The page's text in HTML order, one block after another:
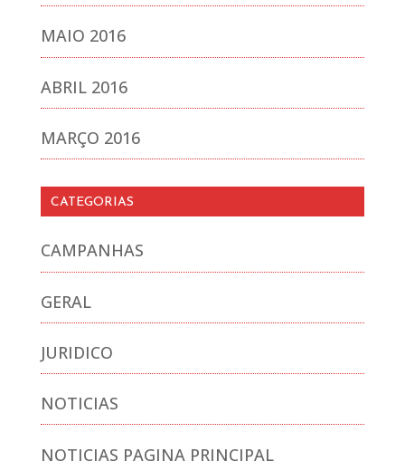
MAIO 2016
ABRIL 2016
MARÇO 2016
CATEGORIAS
CAMPANHAS
GERAL
JURIDICO
NOTICIAS
NOTICIAS PAGINA PRINCIPAL